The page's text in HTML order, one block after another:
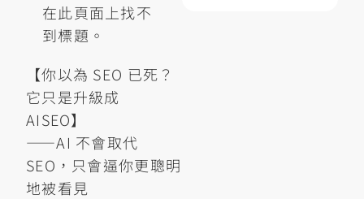
在此頁面上找不
到標題。
【你以為 SEO 已死？
它只是升級成
AISEO】
——AI 不會取代
SEO，只會逼你更聰明
地被看見